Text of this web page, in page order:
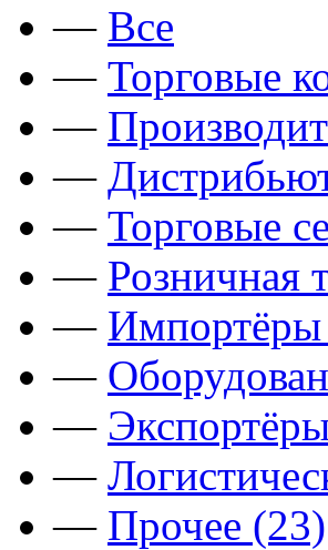
— Все
— Торговые
—
—
— Торговые
— Розничная
—
—
—
—
— Прочее (23)